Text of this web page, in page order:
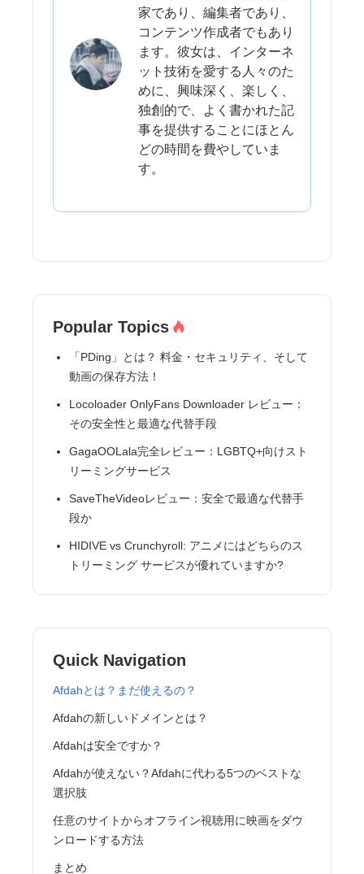
家であり、編集者であり、
コンテンツ作成者でもあり
ます。彼女は、インターネ
ット技術を愛する人々のた
めに、興味深く、楽しく、
独創的で、よく書かれた記
事を提供することにほとん
どの時間を費やしていま
す。
Popular Topics
「PDing」とは？ 料金・セキュリティ、そして
動画の保存方法！
Locoloader OnlyFans Downloader レビュー：
その安全性と最適な代替手段
GagaOOLala完全レビュー：LGBTQ+向けスト
リーミングサービス
SaveTheVideoレビュー：安全で最適な代替手
段か
HIDIVE vs Crunchyroll: アニメにはどちらのス
トリーミング サービスが優れていますか?
Quick Navigation
Afdahとは？まだ使えるの？
Afdahの新しいドメインとは？
Afdahは安全ですか？
Afdahが使えない？Afdahに代わる5つのベストな
選択肢
任意のサイトからオフライン視聴用に映画をダウ
ンロードする方法
まとめ